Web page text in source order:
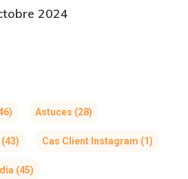
2024
Astuces (28)
Cas Client Instagram (1)
(45)